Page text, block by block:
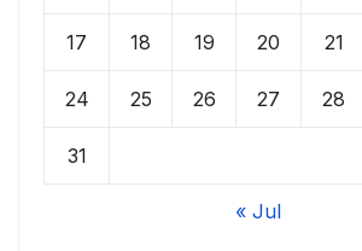
17 18 19 20 21
24 25 26 27 28
31
« Jul